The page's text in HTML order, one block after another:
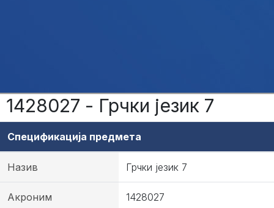
1428027 - Грчки језик 7
Спецификација предмета
Назив Грчки језик 7
Акроним 1428027